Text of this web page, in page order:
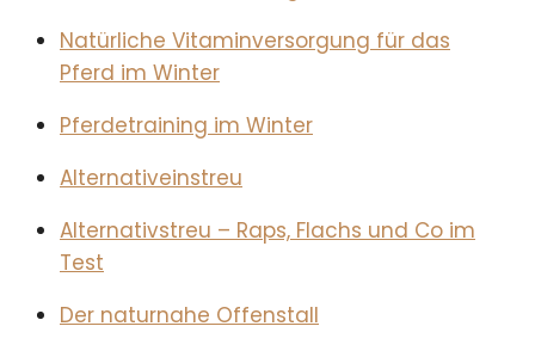
Natürliche Vitaminversorgung für das
Pferd im Winter
Pferdetraining im Winter
Alternativeinstreu
Alternativstreu – Raps, Flachs und Co im
Test
Der naturnahe Offenstall